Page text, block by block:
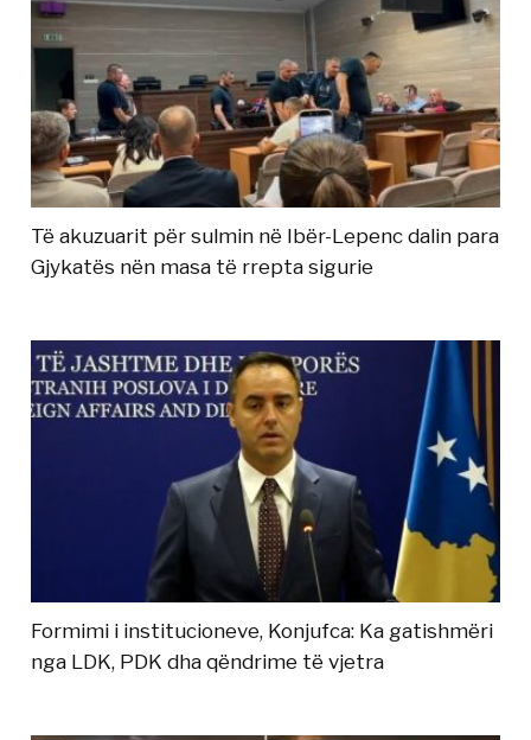
Të akuzuarit për sulmin në Ibër-Lepenc dalin para
Gjykatës nën masa të rrepta sigurie
Formimi i institucioneve, Konjufca: Ka gatishmëri
nga LDK, PDK dha qëndrime të vjetra